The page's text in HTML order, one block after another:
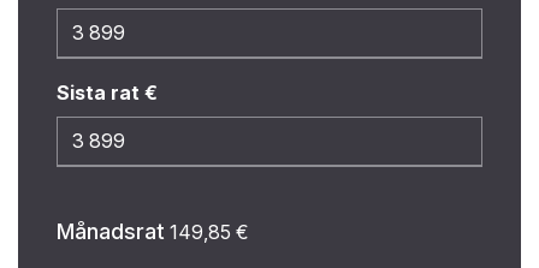
Sista rat €
Månadsrat 149,85 €